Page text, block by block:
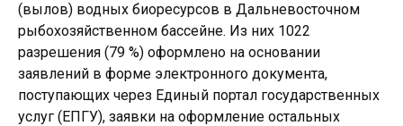
(вылов) водных биоресурсов в Дальневосточном
рыбохозяйственном бассейне. Из них 1022
разрешения (79 %) оформлено на основании
заявлений в форме электронного документа,
поступающих через Единый портал государственных
услуг (ЕПГУ), заявки на оформление остальных